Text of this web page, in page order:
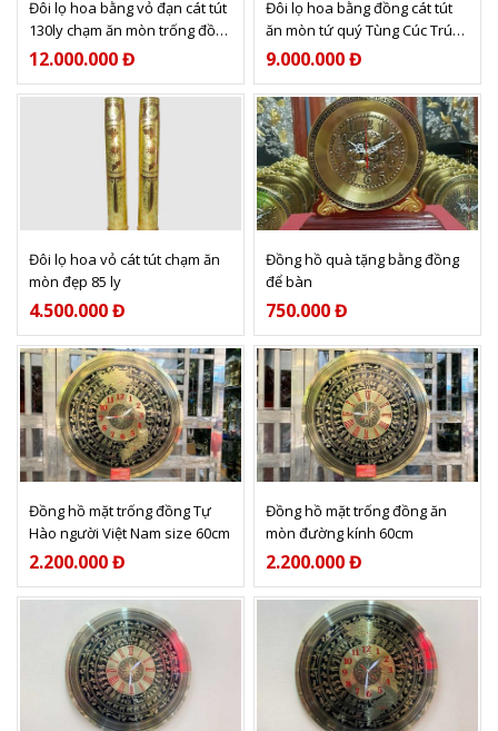
Đôi lọ hoa bằng vỏ đạn cát tút
130ly chạm ăn mòn trống đồng
tinh xảo
12.000.000 Đ
Đôi lọ hoa bằng đồng cát tút
ăn mòn tứ quý Tùng Cúc Trúc
Mai 100ly
9.000.000 Đ
Xem thêm
Đôi lọ hoa vỏ cát tút chạm ăn
mòn đẹp 85 ly
4.500.000 Đ
Xem thêm
Đồng hồ quà tặng bằng đồng
để bàn
750.000 Đ
Xem thêm
Đồng hồ mặt trống đồng Tự
Hào người Việt Nam size 60cm
2.200.000 Đ
Xem thêm
Đồng hồ mặt trống đồng ăn
mòn đường kính 60cm
2.200.000 Đ